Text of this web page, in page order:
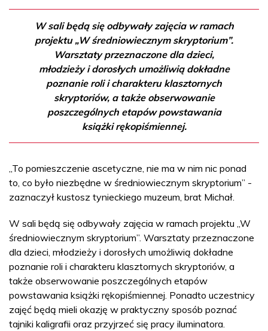
W sali będą się odbywały zajęcia w ramach
projektu „W średniowiecznym skryptorium”.
Warsztaty przeznaczone dla dzieci,
młodzieży i dorosłych umożliwią dokładne
poznanie roli i charakteru klasztornych
skryptoriów, a także obserwowanie
poszczególnych etapów powstawania
książki rękopiśmiennej.
„To pomieszczenie ascetyczne, nie ma w nim nic ponad
to, co było niezbędne w średniowiecznym skryptorium” -
zaznaczył kustosz tynieckiego muzeum, brat Michał.
W sali będą się odbywały zajęcia w ramach projektu „W
średniowiecznym skryptorium”. Warsztaty przeznaczone
dla dzieci, młodzieży i dorosłych umożliwią dokładne
poznanie roli i charakteru klasztornych skryptoriów, a
także obserwowanie poszczególnych etapów
powstawania książki rękopiśmiennej. Ponadto uczestnicy
zajęć będą mieli okazję w praktyczny sposób poznać
tajniki kaligrafii oraz przyjrzeć się pracy iluminatora.